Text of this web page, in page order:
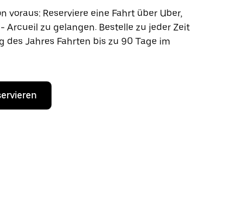
voraus: Reserviere eine Fahrt über Uber,
Arcueil zu gelangen. Bestelle zu jeder Zeit
des Jahres Fahrten bis zu 90 Tage im